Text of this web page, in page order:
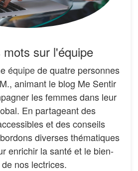
sur l'équipe
équipede quatre personnes
animant le blog Me Sentir
les femmes dans leur
En partageant des
et des conseils
diverses thématiques
enrichir la santé et le bien-
nos lectrices.